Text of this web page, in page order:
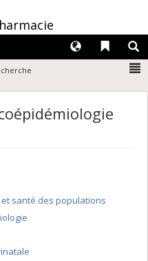
Liens
Langues
santé des populations